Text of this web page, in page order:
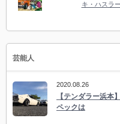
キ・ハスラー
芸能人
2020.08.26
【テンダラー浜本
ペックは